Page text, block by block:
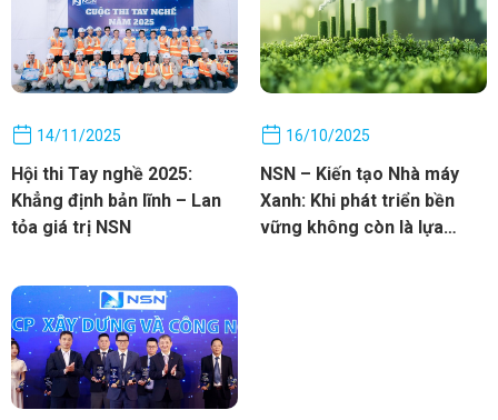
14/11/2025
Hội thi Tay nghề 2025:
Khẳng định bản lĩnh – Lan
tỏa giá trị NSN
16/10/2025
NSN – Kiến tạo Nhà máy
Xanh: Khi phát triển bền
vững không còn là lựa